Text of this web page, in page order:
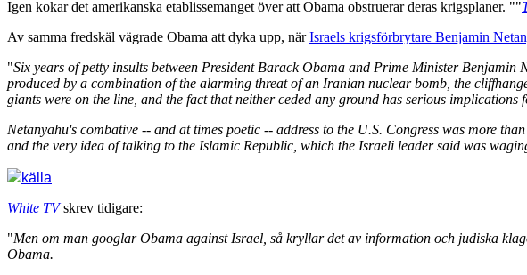
Igen kokar det amerikanska etablissemanget över att Obama obstruerar deras krigsplaner. ""
Av samma fredskäl vägrade Obama att dyka upp, närIsraels krigsförbrytare Benjamin
"Six years of petty insults between President Barack Obama and Prime Minister
produced by a combination of the alarming threat of an Iranian nuclear bomb, the
giants were on the line, and the fact that neither ceded any ground has serious
Netanyahu's combative -- and at times poetic -- address to the U.S. Congress was more
and the very idea of talking to the Islamic Republic, which the Israeli leader said was
källa
White TVskrev tidigare:
"Men om man googlar Obama against Israel, så kryllar det av information och judiska
Obama.